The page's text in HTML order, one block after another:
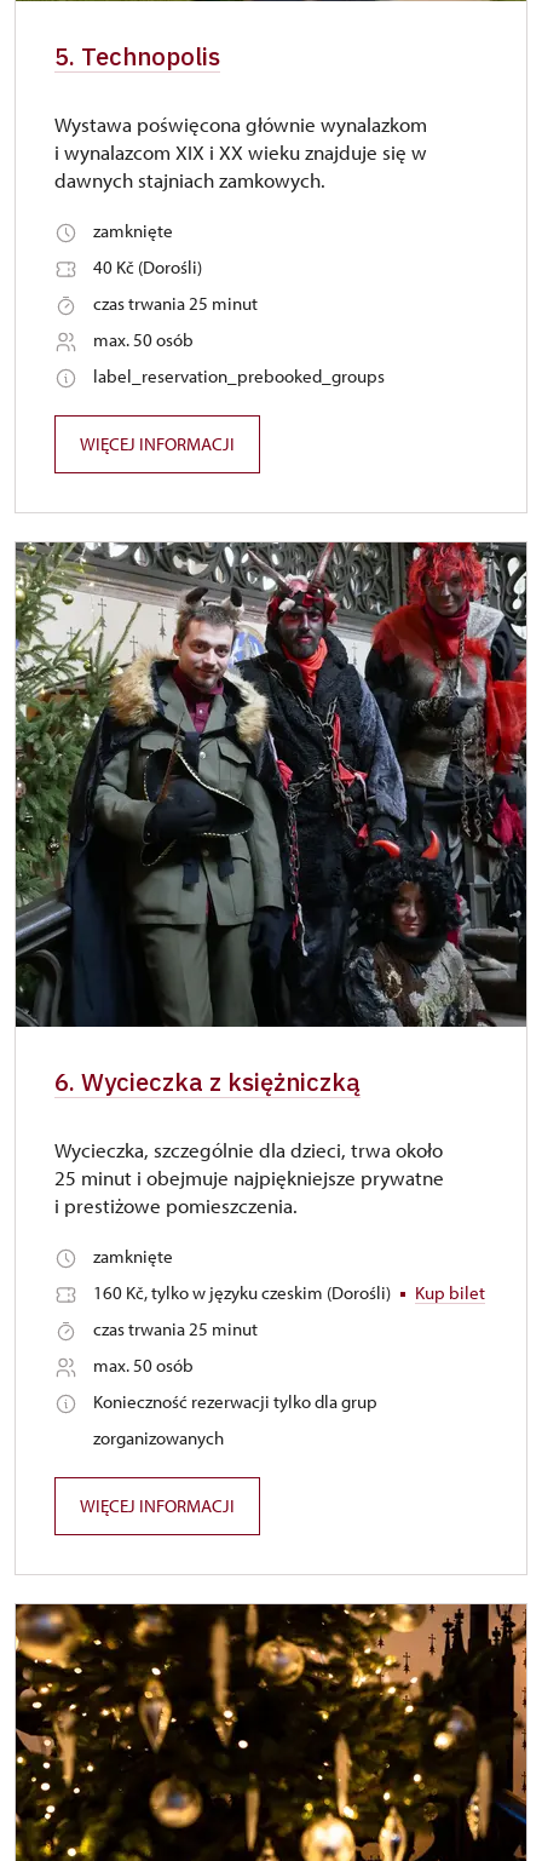
5. Technopolis
Wystawa poświęcona głównie wynalazkom
i wynalazcom XIX i XX wieku znajduje się w
dawnych stajniach zamkowych.
zamknięte
40 Kč (Dorośli)
czas trwania 25 minut
max. 50 osób
label_reservation_prebooked_groups
WIĘCEJ INFORMACJI
6. Wycieczka z księżniczką
Wycieczka, szczególnie dla dzieci, trwa około
25 minut i obejmuje najpiękniejsze prywatne
i prestiżowe pomieszczenia.
zamknięte
160 Kč, tylko w języku czeskim (Dorośli)
Kup bilet
czas trwania 25 minut
max. 50 osób
Konieczność rezerwacji tylko dla grup
zorganizowanych
WIĘCEJ INFORMACJI